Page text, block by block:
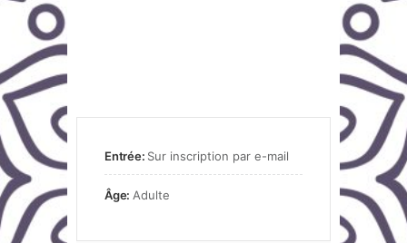
Entrée: Sur inscription par e-mail
Âge: Adulte